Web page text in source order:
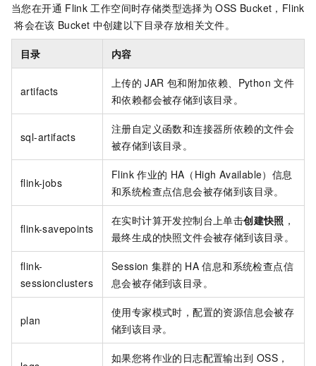
当您在开通 Flink 工作空间时存储类型选择为 OSS Bucket，Flink
将会在该 Bucket 中创建以下目录存放相关文件。
目录 内容
artifacts
上传的 JAR 包和附加依赖、Python 文件
和依赖都会被存储到该目录。
sql-artifacts
注册自定义函数和连接器所依赖的文件会
被存储到该目录。
flink-jobs
Flink 作业的 HA（High Available）信息
和系统检查点信息会被存储到该目录。
flink-savepoints
在实时计算开发控制台上单击创建快照 ，
最终生成的快照文件会被存储到该目录。
flink-
sessionclusters
Session 集群的 HA 信息和系统检查点信
息会被存储到该目录。
plan
使用专家模式时，配置的资源信息会被存
储到该目录。
如果您将作业的日志配置输出到 OSS，